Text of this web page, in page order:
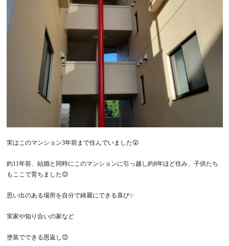
実はこのマンション3年前まで住んでいました😲
約11年前、結婚と同時にこのマンションに引っ越し約8年ほど住み、子供たち
もここで育ちました😊
思い出のある場所を自分で綺麗にできる喜び✨
実家や知り合いの家など
塗装でできる恩返し😊